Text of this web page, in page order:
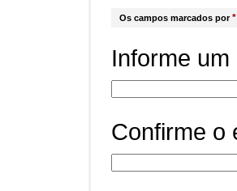
Os campos marcados por*
Informe
Confirme o